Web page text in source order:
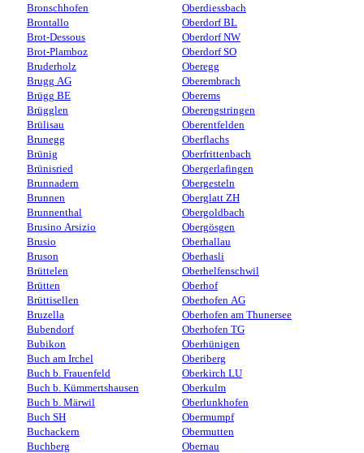
Bronschhofen
Brontallo
Brot-Dessous
Brot-Plamboz
Bruderholz
Brugg AG
Brügg BE
Brügglen
Brülisau
Brunegg
Brünig
Brünisried
Brunnadern
Brunnen
Brunnenthal
Brusino Arsizio
Brusio
Bruson
Brüttelen
Brütten
Brüttisellen
Bruzella
Bubendorf
Bubikon
Buch am Irchel
Buch b. Frauenfeld
Buch b. Kümmertshausen
Buch b. Märwil
Buch SH
Buchackern
Buchberg
Oberdiessbach
Oberdorf BL
Oberdorf NW
Oberdorf SO
Oberegg
Oberembrach
Oberems
Oberengstringen
Oberentfelden
Oberflachs
Oberfrittenbach
Obergerlafingen
Obergesteln
Oberglatt ZH
Obergoldbach
Obergösgen
Oberhallau
Oberhasli
Oberhelfenschwil
Oberhof
Oberhofen AG
Oberhofen am Thunersee
Oberhofen TG
Oberhünigen
Oberiberg
Oberkirch LU
Oberkulm
Oberlunkhofen
Obermumpf
Obermutten
Obernau